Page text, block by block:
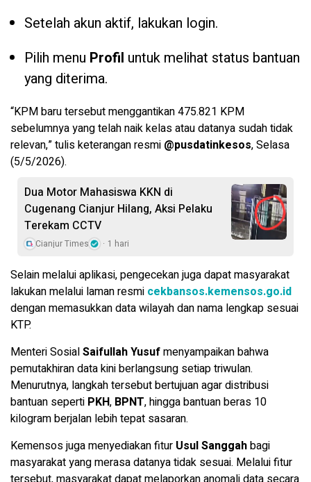
Setelah akun aktif, lakukan login.
Pilih menu Profil untuk melihat status bantuan
yang diterima.
“KPM baru tersebut menggantikan 475.821 KPM
sebelumnya yang telah naik kelas atau datanya sudah tidak
relevan,” tulis keterangan resmi @pusdatinkesos, Selasa
(5/5/2026).
Dua Motor Mahasiswa KKN di
Cugenang Cianjur Hilang, Aksi Pelaku
Terekam CCTV
Cianjur Times 1 hari
Selain melalui aplikasi, pengecekan juga dapat masyarakat
lakukan melalui laman resmi cekbansos.kemensos.go.id
dengan memasukkan data wilayah dan nama lengkap sesuai
KTP.
Menteri SosialSaifullah Yusufmenyampaikan bahwa
pemutakhiran data kini berlangsung setiap triwulan.
Menurutnya, langkah tersebut bertujuan agar distribusi
bantuan seperti PKH, BPNT, hingga bantuan beras 10
kilogram berjalan lebih tepat sasaran.
Kemensos juga menyediakan fitur Usul Sanggahbagi
masyarakat yang merasa datanya tidak sesuai. Melalui fitur